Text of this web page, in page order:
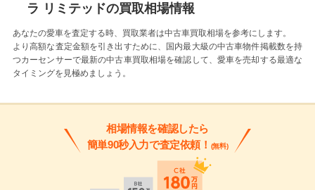
ラ リミテッドの買取相場情報
あなたの愛車を査定する時、買取業者は中古車買取相場を参考にします。
より高額な査定金額を引き出すために、国内最大級の中古車物件掲載数を持
つカーセンサーで最新の中古車買取相場を確認して、愛車を売却する最適な
タイミングを見極めましょう。
相場情報を確認したら
簡単90秒入力で査定依頼！ (無料)